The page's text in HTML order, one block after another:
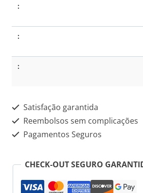
Satisfação garantida
Reembolsos sem complicações
Pagamentos Seguros
CHECK-OUT SEGURO